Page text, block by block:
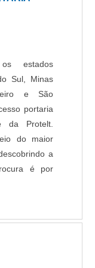
estados
Sul, Minas
e São
portaria
da Protelt.
do maior
a
é por
excelente